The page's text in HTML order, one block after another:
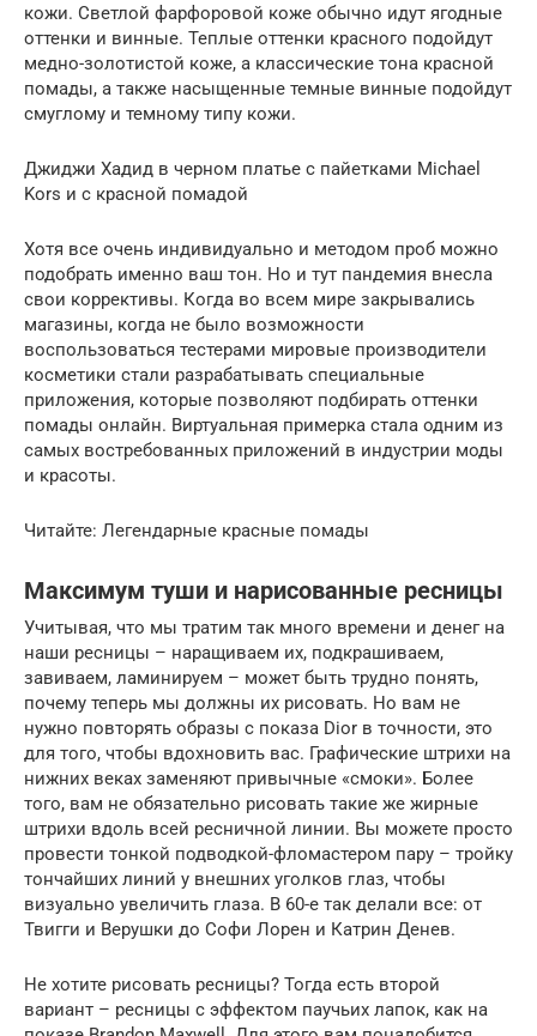
кожи. Светлой фарфоровой коже обычно идут ягодные
оттенки и винные. Теплые оттенки красного подойдут
медно-золотистой коже, а классические тона красной
помады, а также насыщенные темные винные подойдут
смуглому и темному типу кожи.
Джиджи Хадид в черном платье с пайетками Michael
Kors и с красной помадой
Хотя все очень индивидуально и методом проб можно
подобрать именно ваш тон. Но и тут пандемия внесла
свои коррективы. Когда во всем мире закрывались
магазины, когда не было возможности
воспользоваться тестерами мировые производители
косметики стали разрабатывать специальные
приложения, которые позволяют подбирать оттенки
помады онлайн. Виртуальная примерка стала одним из
самых востребованных приложений в индустрии моды
и красоты.
Читайте: Легендарные красные помады
Максимум туши и нарисованные ресницы
Учитывая, что мы тратим так много времени и денег на
наши ресницы – наращиваем их, подкрашиваем,
завиваем, ламинируем – может быть трудно понять,
почему теперь мы должны их рисовать. Но вам не
нужно повторять образы с показа Dior в точности, это
для того, чтобы вдохновить вас. Графические штрихи на
нижних веках заменяют привычные «смоки». Более
того, вам не обязательно рисовать такие же жирные
штрихи вдоль всей ресничной линии. Вы можете просто
провести тонкой подводкой-фломастером пару – тройку
тончайших линий у внешних уголков глаз, чтобы
визуально увеличить глаза. В 60-е так делали все: от
Твигги и Верушки до Софи Лорен и Катрин Денев.
Не хотите рисовать ресницы? Тогда есть второй
вариант – ресницы с эффектом паучьих лапок, как на